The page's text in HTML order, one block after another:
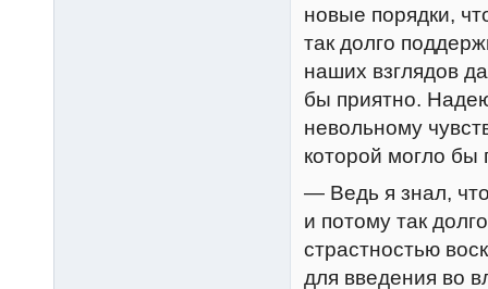
новые порядки,
так долго
наших взглядов
бы приятно.
невольному
которой могло бы
— Ведь я знал,
и потому так
страстностью
для введения во